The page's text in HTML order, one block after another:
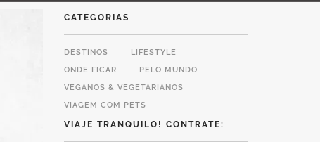
CATEGORIAS
DESTINOS
LIFESTYLE
ONDE FICAR
PELO MUNDO
VEGANOS & VEGETARIANOS
VIAGEM COM PETS
VIAJE TRANQUILO! CONTRATE: